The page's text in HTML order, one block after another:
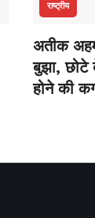
राष्ट्रीय
अतीक
बुझा, छोटे
होने की